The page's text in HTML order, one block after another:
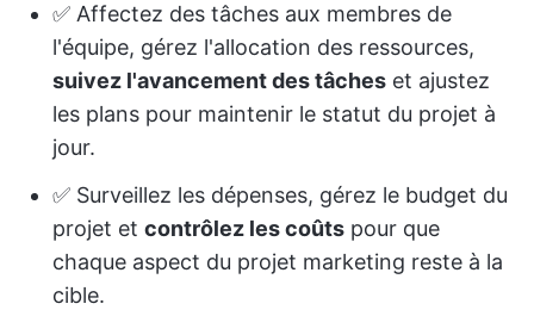
✅ Affectez des tâches aux membres de
l'équipe, gérez l'allocation des ressources,
suivez l'avancement des tâches et ajustez
les plans pour maintenir le statut du projet à
jour.
✅ Surveillez les dépenses, gérez le budget du
projet et contrôlez les coûts pour que
chaque aspect du projet marketing reste à la
cible.